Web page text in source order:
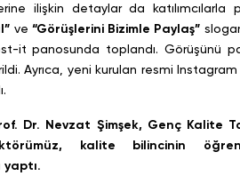
ilişkin detaylar da katılımcılarla
ve “Görüşlerini Bizimle Paylaş”
it panosunda toplandı. Görüşünü
Ayrıca, yeni kurulan resmi
Dr. Nevzat Şimşek, Genç Kalite
kalite bilincinin
yaptı.